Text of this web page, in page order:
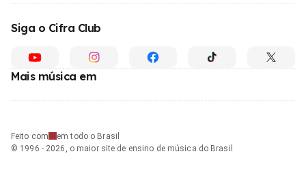
Siga o Cifra Club
Mais música em
Feito com
em todo o Brasil
© 1996 - 2026, o maior site de ensino de música do Brasil